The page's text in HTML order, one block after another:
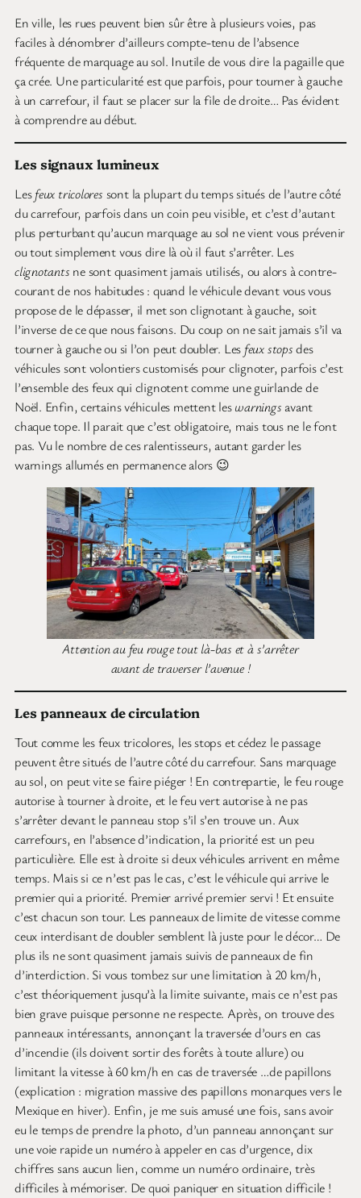
En ville, les rues peuvent bien sûr être à plusieurs voies, pas
faciles à dénombrer d’ailleurs compte-tenu de l’absence
fréquente de marquage au sol. Inutile de vous dire la pagaille que
ça crée. Une particularité est que parfois, pour tourner à gauche
à un carrefour, il faut se placer sur la file de droite… Pas évident
à comprendre au début.
Les signaux lumineux
Lesfeux tricolores sont la plupart du temps situés de l’autre côté
du carrefour, parfois dans un coin peu visible, et c’est d’autant
plus perturbant qu’aucun marquage au sol ne vient vous prévenir
ou tout simplement vous dire là où il faut s’arrêter. Les
clignotants ne sont quasiment jamais utilisés, ou alors à contre-
courant de nos habitudes : quand le véhicule devant vous vous
propose de le dépasser, il met son clignotant à gauche, soit
l’inverse de ce que nous faisons. Du coup on ne sait jamais s’il va
tourner à gauche ou si l’on peut doubler. Les feux stopsdes
véhicules sont volontiers customisés pour clignoter, parfois c’est
l’ensemble des feux qui clignotent comme une guirlande de
Noël. Enfin, certains véhicules mettent leswarningsavant
chaque tope. Il parait que c’est obligatoire, mais tous ne le font
pas. Vu le nombre de ces ralentisseurs, autant garder les
warnings allumés en permanence alors 😉
Attention au feu rouge tout là-bas et à s’arrêter
avant de traverser l’avenue !
Les panneaux de circulation
Tout comme les feux tricolores, les stops et cédez le passage
peuvent être situés de l’autre côté du carrefour. Sans marquage
au sol, on peut vite se faire piéger ! En contrepartie, le feu rouge
autorise à tourner à droite, et le feu vert autorise à ne pas
s’arrêter devant le panneau stop s’il s’en trouve un. Aux
carrefours, en l’absence d’indication, la priorité est un peu
particulière. Elle est à droite si deux véhicules arrivent en même
temps. Mais si ce n’est pas le cas, c’est le véhicule qui arrive le
premier qui a priorité. Premier arrivé premier servi ! Et ensuite
c’est chacun son tour. Les panneaux de limite de vitesse comme
ceux interdisant de doubler semblent là juste pour le décor… De
plus ils ne sont quasiment jamais suivis de panneaux de fin
d’interdiction. Si vous tombez sur une limitation à 20 km/h,
c’est théoriquement jusqu’à la limite suivante, mais ce n’est pas
bien grave puisque personne ne respecte. Après, on trouve des
panneaux intéressants, annonçant la traversée d’ours en cas
d’incendie (ils doivent sortir des forêts à toute allure) ou
limitant la vitesse à 60 km/h en cas de traversée …de papillons
(explication : migration massive des papillons monarques vers le
Mexique en hiver). Enfin, je me suis amusé une fois, sans avoir
eu le temps de prendre la photo, d’un panneau annonçant sur
une voie rapide un numéro à appeler en cas d’urgence, dix
chiffres sans aucun lien, comme un numéro ordinaire, très
difficiles à mémoriser. De quoi paniquer en situation difficile !